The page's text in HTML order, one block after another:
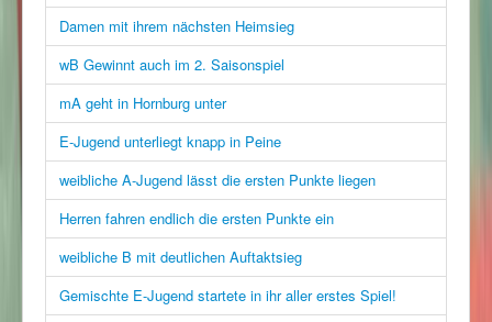
Damen mit ihrem nächsten Heimsieg
wB Gewinnt auch im 2. Saisonspiel
mA geht in Hornburg unter
E-Jugend unterliegt knapp in Peine
weibliche A-Jugend lässt die ersten Punkte liegen
Herren fahren endlich die ersten Punkte ein
weibliche B mit deutlichen Auftaktsieg
Gemischte E-Jugend startete in ihr aller erstes Spiel!